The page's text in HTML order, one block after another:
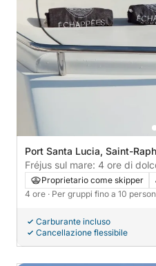
Port Santa Lucia, Saint-
Fréjus sul mare: 4 ore di
Proprietario come skipper
4 ore · Per gruppi fino a 10
Carburante incluso
Cancellazione flessibile